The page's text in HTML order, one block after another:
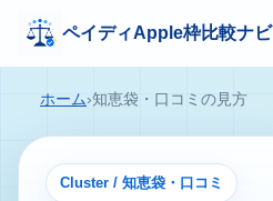
ペイディApple枠比較ナビ
ホーム›知恵袋・口コミの見方
Cluster / 知恵袋・口コミ